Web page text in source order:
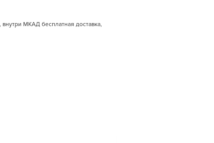
МКАД бесплатная доставка,